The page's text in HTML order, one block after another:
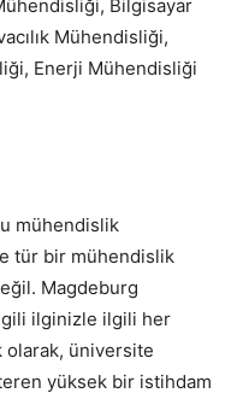
Bilgisayar
Mühendisliği,
Enerji Mühendisliği
mühendislik
tür bir mühendislik
Magdeburg
ilginizle ilgili her
olarak, üniversite
yüksek bir istihdam